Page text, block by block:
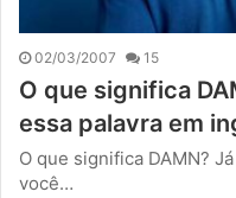
02/03/2007 15
O que significa
essa palavra em
O que significa DAMN?
você…